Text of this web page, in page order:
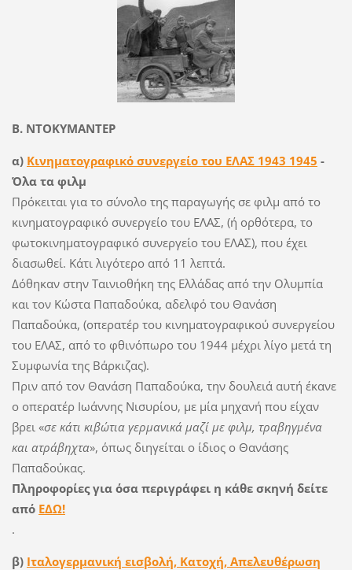
Β. ΝΤΟΚΥΜΑΝΤΕΡ
α) Κινηματογραφικό συνεργείο του ΕΛΑΣ 1943 1945 -
Όλα τα φιλμ
Πρόκειται για το σύνολο της παραγωγής σε φιλμ από το
κινηματογραφικό συνεργείο του ΕΛΑΣ, (ή ορθότερα, το
φωτοκινηματογραφικό συνεργείο του ΕΛΑΣ), που έχει
διασωθεί. Κάτι λιγότερο από 11 λεπτά.
Δόθηκαν στην Ταινιοθήκη της Ελλάδας από την Ολυμπία
και τον Κώστα Παπαδούκα, αδελφό του Θανάση
Παπαδούκα, (οπερατέρ του κινηματογραφικού συνεργείου
του ΕΛΑΣ, από το φθινόπωρο του 1944 μέχρι λίγο μετά τη
Συμφωνία της Βάρκιζας).
Πριν από τον Θανάση Παπαδούκα, την δουλειά αυτή έκανε
ο οπερατέρ Ιωάννης Νισυρίου, με μία μηχανή που είχαν
βρει «σε κάτι κιβώτια γερμανικά μαζί με φιλμ, τραβηγμένα
και ατράβηχτα», όπως διηγείται ο ίδιος ο Θανάσης
Παπαδούκας.
Πληροφορίες για όσα περιγράφει η κάθε σκηνή δείτε
από ΕΔΩ!
.
β) Ιταλογερμανική εισβολή, Κατοχή, Απελευθέρωση